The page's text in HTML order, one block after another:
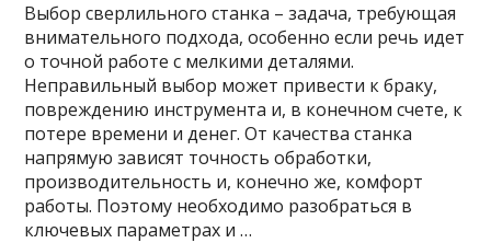
Выбор сверлильного станка – задача, требующая
внимательного подхода, особенно если речь идет
о точной работе с мелкими деталями.
Неправильный выбор может привести к браку,
повреждению инструмента и, в конечном счете, к
потере времени и денег. От качества станка
напрямую зависят точность обработки,
производительность и, конечно же, комфорт
работы. Поэтому необходимо разобраться в
ключевых параметрах и …